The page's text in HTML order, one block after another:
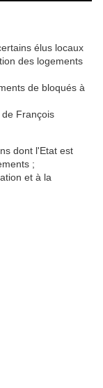
élus locaux
des logements
de bloqués à
François
dont l'Etat est
;
et à la